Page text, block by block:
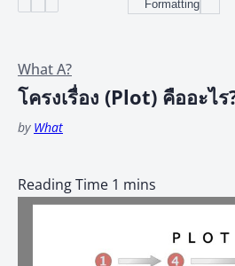
Formatting
What A?
โครงเรื่อง (Plot) คืออะไร
by What